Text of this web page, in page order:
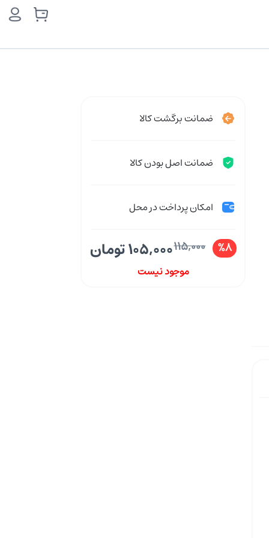
ضمانت برگشت کالا
ضمانت اصل بودن کالا
امکان پرداخت در محل
%8
115,000105,000 تومان
موجود نیست